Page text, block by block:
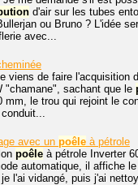
d'air sur les tubes
ou Bruno ? L'idée
avec...
viens de faire l'acquisition
"chamane", sachant que le
mm, le trou qui rejoint le
conduit...
avec un poêle à pétrole
poêle à pétrole Inverter
automatique, il affiche
l'ai vidangé, puis j'ai